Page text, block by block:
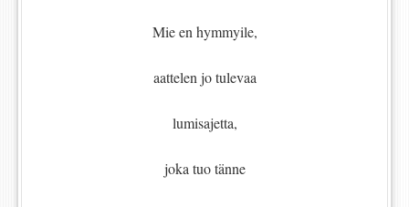
Mie en hymmyile,
aattelen jo tulevaa
lumisajetta,
joka tuo tänne